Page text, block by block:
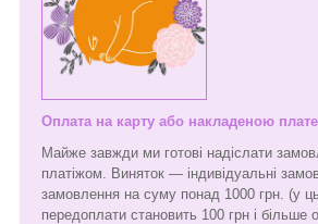
Оплата на карту або накладеною
Майже завжди ми готові надіслати
платіжом. Виняток — індивідуальні
замовлення на суму понад 1000 грн. (у
передоплати становить 100 грн і більше